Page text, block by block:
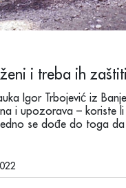
i treba ih
Igor Trbojević iz
i upozorava – koriste li
se dođe do toga da